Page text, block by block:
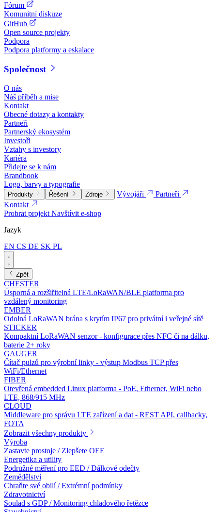
Fórum
Komunitní diskuze
GitHub
Open source projekty
Podpora
Podpora platformy a eskalace
Společnost
O nás
Náš příběh a mise
Kontakt
Obecné dotazy a kontakty
Partneři
Partnerský ekosystém
Investoři
Vztahy s investory
Kariéra
Přidejte se k nám
Brandbook
Logo, barvy a typografie
Produkty Řešení Zdroje Vývojáři
Partneři
Kontakt
Probrat projektNavštívit e-shop
Jazyk
EN CS DE SK PL
Zpět
CHESTER
Úsporná a rozšiřitelná LTE/LoRaWAN/BLE platforma pro
vzdálený monitoring
EMBER
Odolná LoRaWAN brána s krytím IP67 pro privátní i veřejné sítě
STICKER
Kompaktní LoRaWAN senzor - konfigurace přes NFC či na dálku,
baterie 2+ roky
GAUGER
Čítač pulzů pro výrobní linky - výstup Modbus TCP přes
WiFi/Ethernet
FIBER
Otevřená embedded Linux platforma - PoE, Ethernet, WiFi nebo
LTE, 868/915 MHz
CLOUD
Middleware pro správu LTE zařízení a dat - REST API, callbacky,
FOTA
Zobrazit všechny produkty
Výroba
Zastavte prostoje / Zlepšete OEE
Energetika a utility
Podružné měření pro EED / Dálkové odečty
Zemědělství
Chraňte své obilí / Extrémní podmínky
Zdravotnictví
Soulad s GDP / Monitoring chladového řetězce